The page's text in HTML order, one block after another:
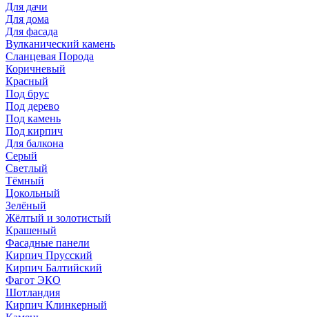
Для дачи
Для дома
Для фасада
Вулканический камень
Сланцевая Порода
Коричневый
Красный
Под брус
Под дерево
Под камень
Под кирпич
Для балкона
Серый
Светлый
Тёмный
Цокольный
Зелёный
Жёлтый и золотистый
Крашеный
Фасадные панели
Кирпич Прусский
Кирпич Балтийский
Фагот ЭКО
Шотландия
Кирпич Клинкерный